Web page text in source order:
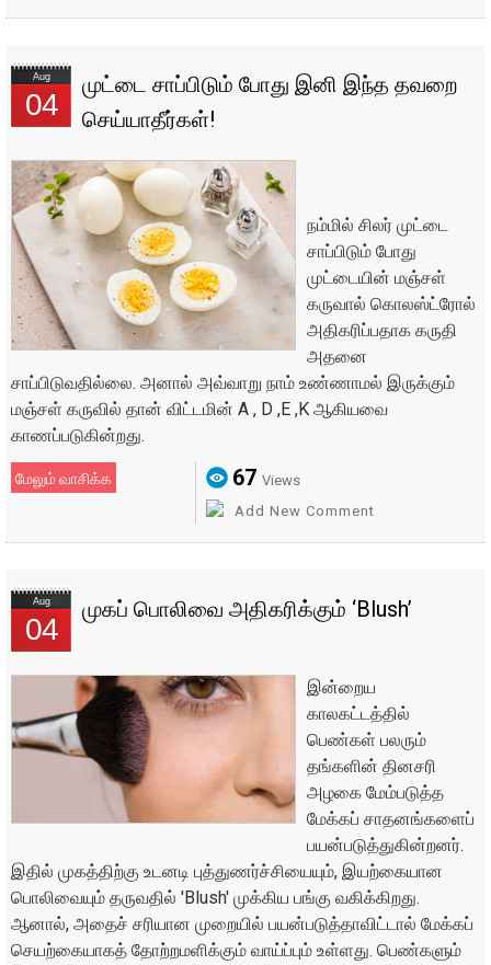
Aug
04
முட்டை சாப்பிடும் போது இனி இந்த தவறை
செய்யாதீர்கள்!
நம்மில் சிலர் முட்டை
சாப்பிடும் போது
முட்டையின் மஞ்சள்
கருவால் கொலஸ்ட்ரோல்
அதிகரிப்பதாக கருதி
அதனை
சாப்பிடுவதில்லை. அனால் அவ்வாறு நாம் உண்ணாமல் இருக்கும்
மஞ்சள் கருவில் தான் விட்டமின் A , D ,E ,K ஆகியவை
காணப்படுகின்றது.
மேலும் வாசிக்க 67 Views
Add New Comment
Aug
04
முகப் பொலிவை அதிகரிக்கும் ‘Blush’
இன்றைய
காலகட்டத்தில்
பெண்கள் பலரும்
தங்களின் தினசரி
அழகை மேம்படுத்த
மேக்கப் சாதனங்களைப்
பயன்படுத்துகின்றனர்.
இதில் முகத்திற்கு உடனடி புத்துணர்ச்சியையும், இயற்கையான
பொலிவையும் தருவதில் 'Blush' முக்கிய பங்கு வகிக்கிறது.
ஆனால், அதைச் சரியான முறையில் பயன்படுத்தாவிட்டால் மேக்கப்
செயற்கையாகத் தோற்றமளிக்கும் வாய்ப்பும் உள்ளது. பெண்களும்